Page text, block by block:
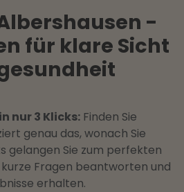
-
für klare Sicht
nur 3 Klicks: Finden Sie
genau das, wonach Sie
gelangen Sie zum perfekten
Fragen beantworten und
erhalten.